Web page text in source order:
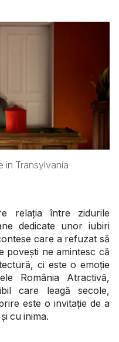
in Transylvania
relația între zidurile
dedicate unor iubiri
care a refuzat să
povești ne amintesc că
ci este o emoție
România Atractivă,
care leagă secole,
este o invitație de a
cu inima.